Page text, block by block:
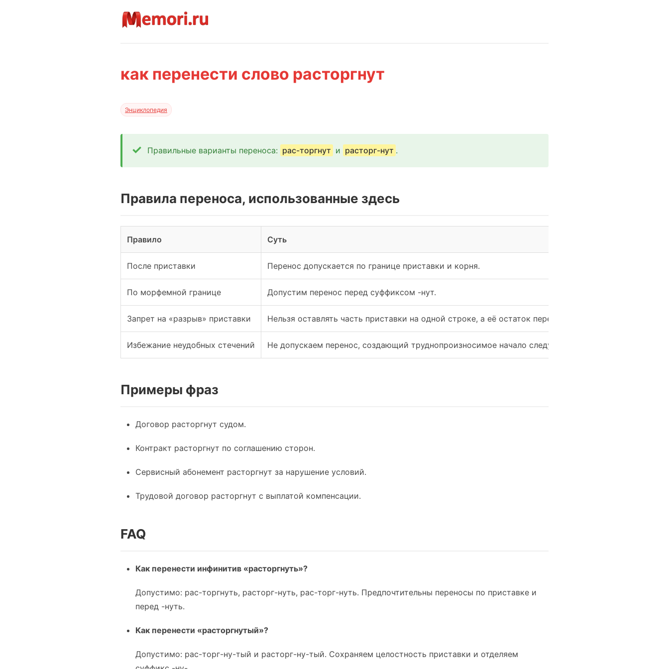
как перенести слово расторгнут
Энциклопедия
Правильные варианты переноса: рас-торгнут и расторг-нут .
Правила переноса, использованные здесь
Правило Суть
После приставки Перенос допускается по границе приставки и корня.
По морфемной границе Допустим перенос перед суффиксом -нут.
Запрет на «разрыв» приставки Нельзя оставлять часть приставки на одной строке, а её остаток переносить.
Избежание неудобных стечений Не допускаем перенос, создающий труднопроизносимое начало следующей строки.
Примеры фраз
Договор расторгнут судом.
Контракт расторгнут по соглашению сторон.
Сервисный абонемент расторгнут за нарушение условий.
Трудовой договор расторгнут с выплатой компенсации.
FAQ
Как перенести инфинитив «расторгнуть»?
Допустимо: рас-торгнуть, расторг-нуть, рас-торг-нуть. Предпочтительны переносы по приставке и
перед -нуть.
Как перенести «расторгнутый»?
Допустимо: рас-торг-ну-тый и расторг-ну-тый. Сохраняем целостность приставки и отделяем